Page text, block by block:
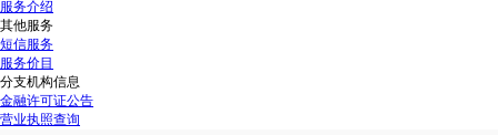
服务介绍
其他服务
短信服务
服务价目
分支机构信息
金融许可证公告
营业执照查询